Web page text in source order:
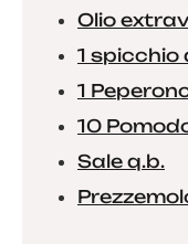
Olio
1 spicchio
1
10
Sale q.b.